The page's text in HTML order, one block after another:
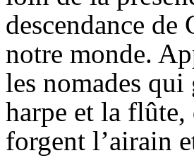
descendance de
notre monde.
les nomades
harpe et la
forgent l’airain